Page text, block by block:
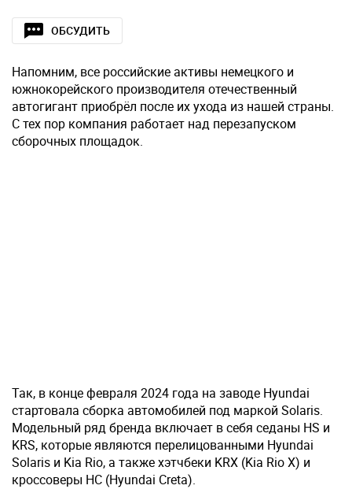
ОБСУДИТЬ
Напомним, все российские активы немецкого и
южнокорейского производителя отечественный
автогигант приобрёл после их ухода из нашей страны.
С тех пор компания работает над перезапуском
сборочных площадок.
Так, в конце февраля 2024 года на заводе Hyundai
стартовала сборка автомобилей под маркой Solaris.
Модельный ряд бренда включает в себя седаны HS и
KRS, которые являются перелицованными Hyundai
Solaris и Kia Rio, а также хэтчбеки KRX (Kia Rio X) и
кроссоверы HC (Hyundai Creta).